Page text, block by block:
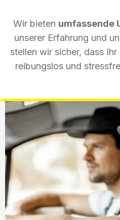
Wir bieten umfassende
unserer Erfahrung und
stellen wir sicher, dass
reibungslos und